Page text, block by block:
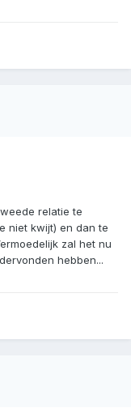
relatie te
niet kwijt) en dan te
zal het nu
hebben...